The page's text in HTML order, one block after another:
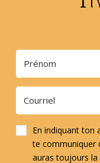
En indiquant ton
te communiquer
auras toujours la